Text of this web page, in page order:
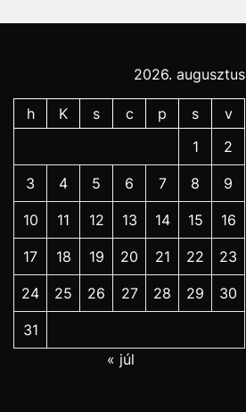
2026. augusztus
h K s c p s
v
1
2
3 4 5 6 7 8 9
10 11 12 13 14 15 16
17 18 19 20 21 22 23
24 25 26 27 28 29 30
31
« júl